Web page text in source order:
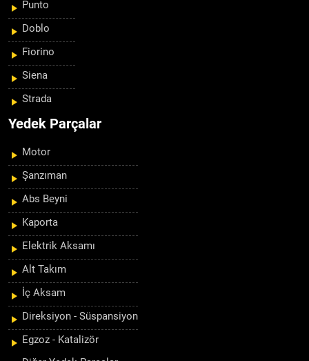
Punto
Doblo
Fiorino
Siena
Strada
Yedek Parçalar
Motor
Şanzıman
Abs Beyni
Kaporta
Elektrik Aksamı
Alt Takım
İç Aksam
Direksiyon - Süspansiyon
Egzoz - Katalizör